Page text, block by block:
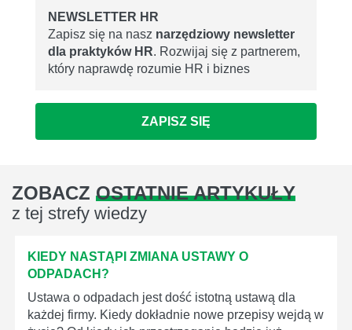
NEWSLETTER HR
Zapisz się na nasz narzędziowy newsletter
dla praktyków HR. Rozwijaj się z partnerem,
który naprawdę rozumie HR i biznes
ZAPISZ SIĘ
ZOBACZ OSTATNIE ARTYKUŁY
z tej strefy wiedzy
KIEDY NASTĄPI ZMIANA USTAWY O
ODPADACH?
Ustawa o odpadach jest dość istotną ustawą dla
każdej firmy. Kiedy dokładnie nowe przepisy wejdą w